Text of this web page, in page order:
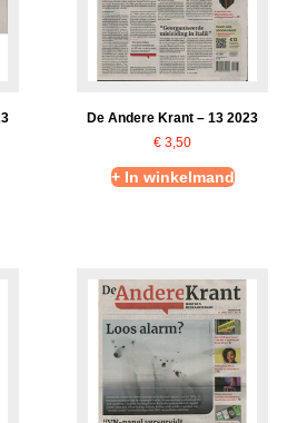
De Andere Krant – 13 2023
€ 3,50
+ In winkelmand